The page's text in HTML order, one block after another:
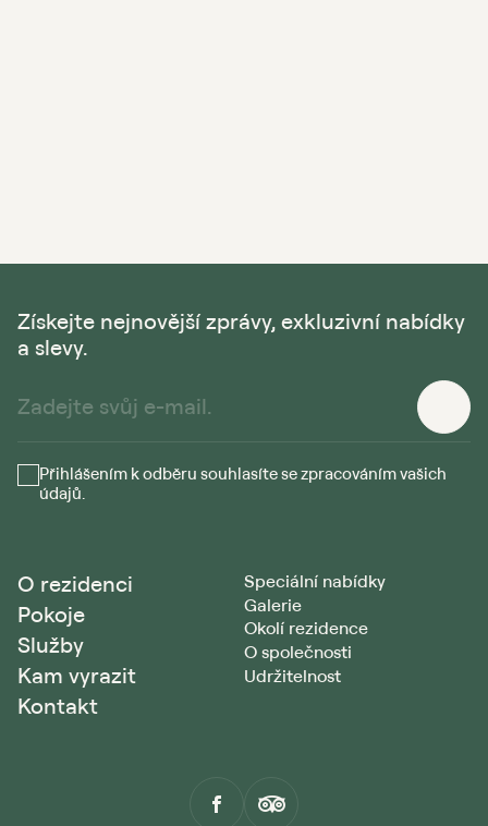
O rezidenci
Pokoje
Služby
Kam vyrazit
Kontakt
Speciální nabídky
Galerie
Okolí rezidence
O společnosti
Udržitelnost
Získejte nejnovější zprávy, exkluzivní nabídky
a slevy.
Přihlášením k odběru souhlasíte se zpracováním vašich
údajů.